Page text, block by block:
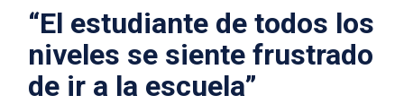
“El estudiante de todos los
niveles se siente frustrado
de ir a la escuela”